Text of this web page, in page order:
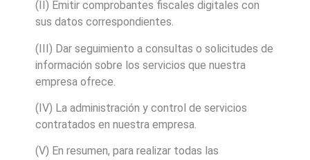
(II) Emitir comprobantes fiscales digitales con
sus datos correspondientes.
(III) Dar seguimiento a consultas o solicitudes de
información sobre los servicios que nuestra
empresa ofrece.
(IV) La administración y control de servicios
contratados en nuestra empresa.
(V) En resumen, para realizar todas las